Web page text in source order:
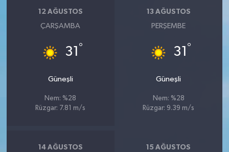
12 AĞUSTOS
ÇARŞAMBA
31 °
Güneşli
Nem: %28
Rüzgar: 7.81 m/s
13 AĞUSTOS
PERŞEMBE
31 °
Güneşli
Nem: %28
Rüzgar: 9.39 m/s
14 AĞUSTOS 15 AĞUSTOS